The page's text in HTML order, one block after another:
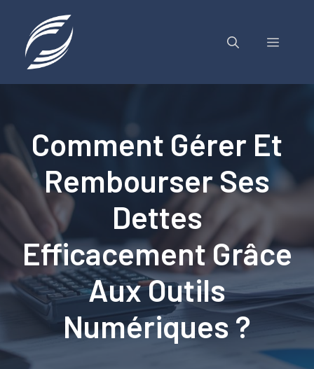
contenu
MENU
Comment Gérer Et
Rembourser Ses
Dettes
Efficacement Grâce
Aux Outils
Numériques ?